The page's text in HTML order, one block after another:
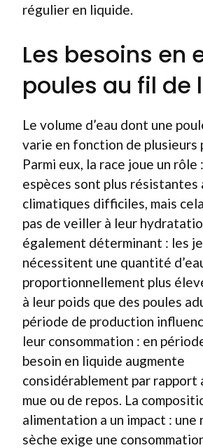
régulier en liquide.
Les besoins en
poules au fil de
Le volume d’eau dont une
varie en fonction de plusieurs
Parmi eux, la race joue un rôle
espèces sont plus résistantes
climatiques difficiles, mais
pas de veiller à leur
également déterminant : les
nécessitent une quantité
proportionnellement plus
à leur poids que des poules
période de production
leur consommation : en
besoin en liquide augmente
considérablement par rapport
mue ou de repos. La
alimentation a un impact : une
sèche exige une